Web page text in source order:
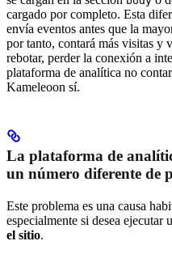
cargado por completo. Esta
envía eventos antes que la
por tanto, contará más visitas y
rebotar, perder la conexión a
plataforma de analítica no
Kameleoon sí.
La plataforma de
un número diferente de
Este problema es una causa
especialmente si desea ejecutar
el sitio.